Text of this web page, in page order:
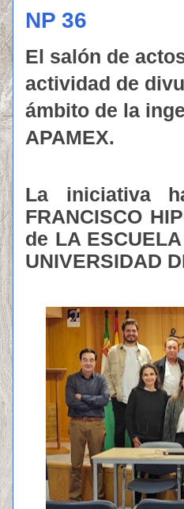
NP 36
El salón de
actividad de
ámbito de la
APAMEX.
La iniciativa
FRANCISCO
de LA
UNIVERSIDAD